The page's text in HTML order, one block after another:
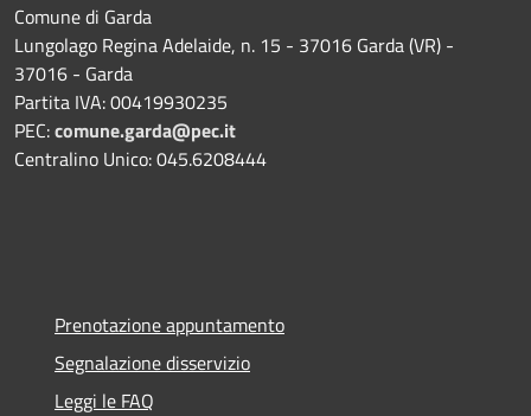
Comune di Garda
Lungolago Regina Adelaide, n. 15 - 37016 Garda (VR) -
37016 - Garda
Partita IVA: 00419930235
PEC:comune.garda@pec.it
Centralino Unico: 045.6208444
Prenotazione appuntamento
Segnalazione disservizio
Leggi le FAQ